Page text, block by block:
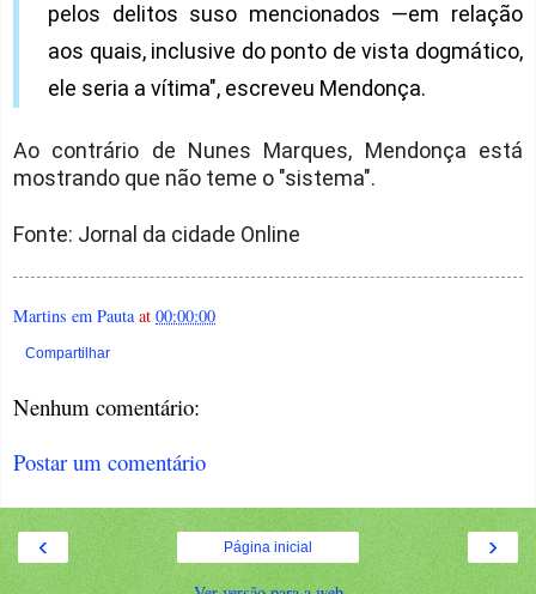
pelos delitos suso mencionados —em relação
aos quais, inclusive do ponto de vista dogmático,
ele seria a vítima", escreveu Mendonça.
Ao contrário de Nunes Marques, Mendonça está
mostrando que não teme o "sistema".
Fonte: Jornal da cidade Online
Martins em Pauta at 00:00:00
Compartilhar
Nenhum comentário:
Postar um comentário
‹ ›
Página inicial